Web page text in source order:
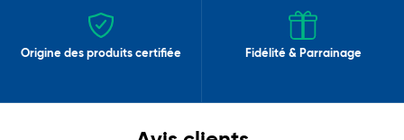
Origine des produits certifiée Fidélité & Parrainage